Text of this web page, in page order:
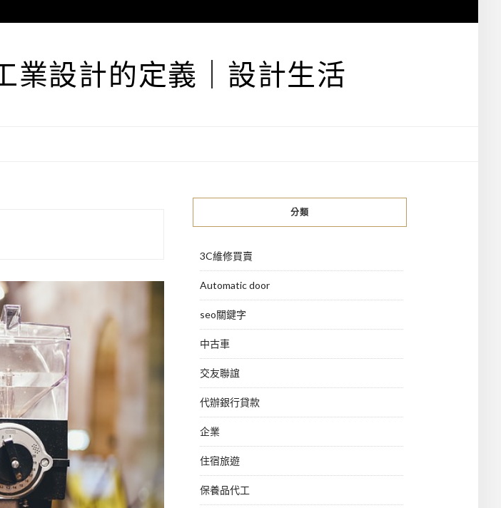
業設計的定義｜設計生活
分類
3C維修買賣
Automatic door
seo關鍵字
中古車
交友聯誼
代辦銀行貸款
企業
住宿旅遊
保養品代工